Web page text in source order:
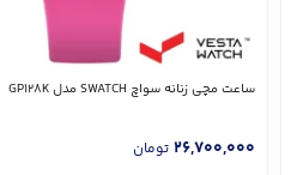
ساعت مچی زنانه سواچ SWATCH مدل GP128K
26,700,000 تومان